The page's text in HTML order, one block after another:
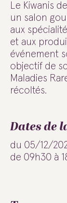
Le Kiwanis
un salon
aux
et aux
événement
objectif de
Maladies
récoltés.
Dates de
du 05/12/
de 09h30 à